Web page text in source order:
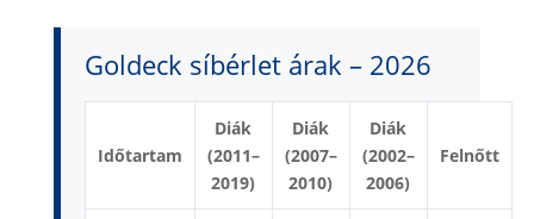
Goldeck síbérlet árak – 2026
Időtartam
Diák
(2011–
2019)
Diák
(2007–
2010)
Diák
(2002–
2006)
Felnőtt